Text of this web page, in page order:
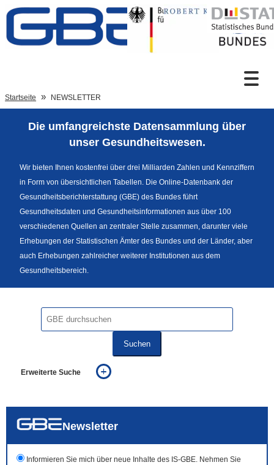
Zum Inhalt
Sprachumschaltung
Fußzeile
Startseite NEWSLETTER
Die umfangreichste Datensammlung über
unser Gesundheitswesen.
Wir bieten Ihnen kostenfrei über drei Milliarden Zahlen und Kennziffern
in Form von übersichtlichen Tabellen. Die Online-Datenbank der
Gesundheitsberichterstattung (GBE) des Bundes führt
Gesundheitsdaten und Gesundheitsinformationen aus über 100
verschiedenen Quellen an zentraler Stelle zusammen, darunter viele
Erhebungen der Statistischen Ämter des Bundes und der Länder, aber
auch Erhebungen zahlreicher weiterer Institutionen aus dem
Gesundheitsbereich.
Suchen
Erweiterte Suche
auch in allen Texten suchen (Volltextsuche)
Newsletter
Informieren Sie mich über neue Inhalte des IS-GBE. Nehmen Sie